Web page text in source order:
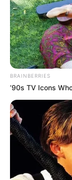
News
BRAINBERRIES
’90s TV Icons